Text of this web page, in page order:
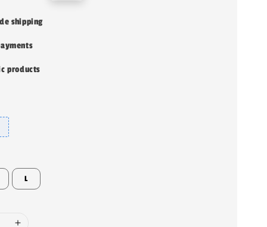
shipping
products
L